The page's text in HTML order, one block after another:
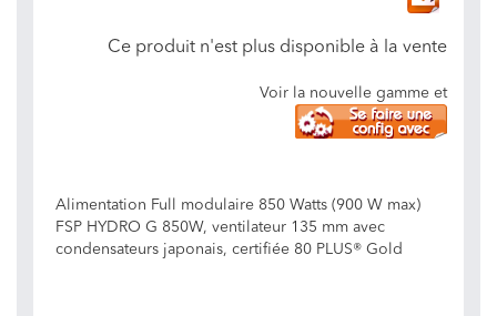
Ce produit n'est plus disponible à la vente
Voir la nouvelle gamme et
Alimentation Full modulaire 850 Watts (900 W max)
FSP HYDRO G 850W, ventilateur 135 mm avec
condensateurs japonais, certifiée 80 PLUS® Gold